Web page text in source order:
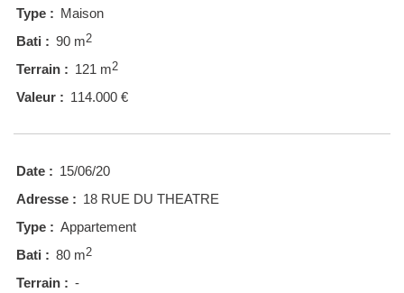
Type : Maison
Bati : 90 m2
Terrain : 121 m2
Valeur : 114.000 €
Date : 15/06/20
Adresse : 18 RUE DU THEATRE
Type : Appartement
Bati : 80 m2
Terrain : -